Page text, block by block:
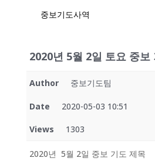
중보기도사역
2020년 5월 2일 토요 중보
Author 중보기도팀
Date 2020-05-03 10:51
Views 1303
2020년 5월 2일 중보 기도 제목